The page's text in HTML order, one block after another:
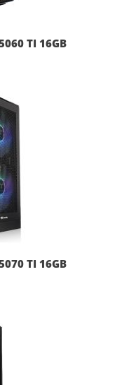
TI 16GB
TI 16GB